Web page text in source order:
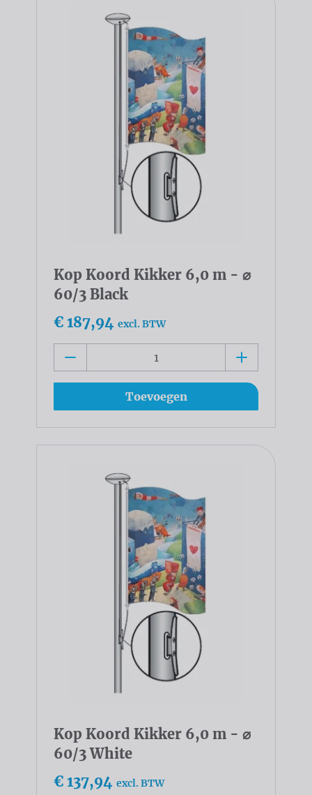
Kop Koord Kikker 6,0 m - ⌀
60/3 Black
€ 187,94 excl. BTW
Toevoegen
Kop Koord Kikker 6,0 m - ⌀
60/3 White
€ 137,94 excl. BTW